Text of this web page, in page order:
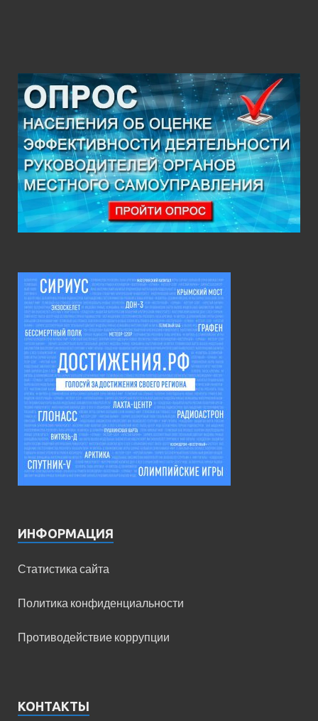
ИНФОРМАЦИЯ
Статистика сайта
Политика конфиденциальности
Противодействие коррупции
КОНТАКТЫ